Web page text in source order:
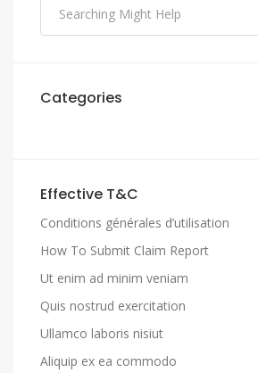
Categories
Effective T&C
Conditions générales d’utilisation
How To Submit Claim Report
Ut enim ad minim veniam
Quis nostrud exercitation
Ullamco laboris nisiut
Aliquip ex ea commodo